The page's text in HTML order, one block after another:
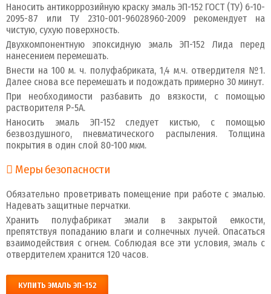
Наносить антикоррозийную краску эмаль ЭП-152 ГОСТ (ТУ) 6-10-
2095-87 или ТУ 2310-001-96028960-2009 рекомендует на
чистую, сухую поверхность.
Двухкомпонентную эпоксидную эмаль ЭП-152 Лида перед
нанесением перемешать.
Внести на 100 м. ч. полуфабриката, 1,4 м.ч. отвердителя №1.
Далее снова все перемешать и подождать примерно 30 минут.
При необходимости разбавить до вязкости, с помощью
растворителя Р-5А.
Наносить эмаль ЭП-152 следует кистью, с помощью
безвоздушного, пневматического распыления. Толщина
покрытия в один слой 80-100 мкм.
Меры безопасности
Обязательно проветривать помещение при работе с эмалью.
Надевать защитные перчатки.
Хранить полуфабрикат эмали в закрытой емкости,
препятствуя попаданию влаги и солнечных лучей. Опасаться
взаимодействия с огнем. Соблюдая все эти условия, эмаль с
отвердителем хранится 120 часов.
КУПИТЬ ЭМАЛЬ ЭП-152